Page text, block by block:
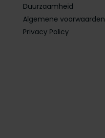
Duurzaamheid
Algemene voorwaarden
Privacy Policy